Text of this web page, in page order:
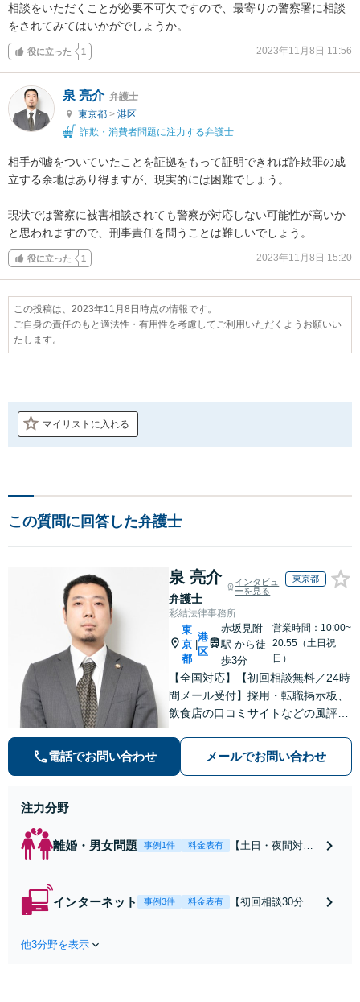
相談をいただくことが必要不可欠ですので、最寄りの警察署に相談
をされてみてはいかがでしょうか。
役に立った 1 2023年11月8日 11:56
泉 亮介 弁護士
東京都 > 港区
詐欺・消費者問題に注力する弁護士
相手が嘘をついていたことを証拠をもって証明できれば詐欺罪の成
立する余地はあり得ますが、現実的には困難でしょう。
現状では警察に被害相談されても警察が対応しない可能性が高いか
と思われますので、刑事責任を問うことは難しいでしょう。
役に立った 1 2023年11月8日 15:20
この投稿は、2023年11月8日時点の情報です。
ご自身の責任のもと適法性・有用性を考慮してご利用いただくようお願いい
たします。
マイリストに入れる
この質問に回答した弁護士
泉 亮介
弁護士
インタビュ
ーを見る
東京都
彩結法律事務所
東
京
都
港
区
赤坂見附
駅 から徒
歩3分
営業時間：10:00~
20:55（土日祝
日）
【全国対応】【初回相談無料／24時
間メール受付】採用・転職掲示板、
飲食店の口コミサイトなどの風評被
の種類を問わず相談可。可能な限り
早期対応で駆けつけサポート【労
電話でお問い合わせ メールでお問い合わせ
注力分野
離婚・男女問題 事例1件 料金表有
【土日・夜間対応
れたら、サインす
インターネット 事例3件 料金表有
【初回相談30分無
他3分野を表示